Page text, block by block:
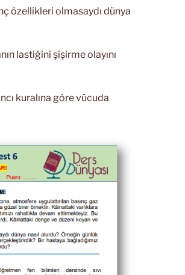
özellikleri olmasaydı dünya
lastiğini şişirme olayını
kuralına göre vücuda